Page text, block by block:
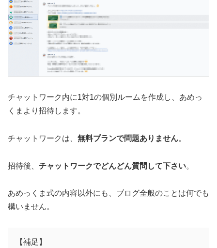
チャットワーク内に1対1の個別ルームを作成し、あめっ
くまより招待します。
チャットワークは、 無料プランで問題ありません。
招待後、 チャットワークでどんどん質問して下さい。
あめっくま式の内容以外にも、ブログ全般のことは何でも
構いません。
【補足】